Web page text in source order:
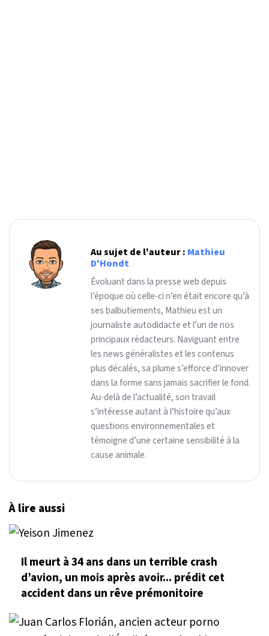
Au sujet de l'auteur : Mathieu
D'Hondt
Évoluant dans la presse web depuis
l’époque où celle-ci n’en était encore qu’à
ses balbutiements, Mathieu est un
journaliste autodidacte et l’un de nos
principaux rédacteurs. Naviguant entre
les news généralistes et les contenus
plus décalés, sa plume s’efforce d’innover
dans la forme sans jamais sacrifier le fond.
Au-delà de l’actualité, son travail
s’intéresse autant à l’histoire qu’aux
questions environnementales et
témoigne d’une certaine sensibilité à la
cause animale.
À lire aussi
Il meurt à 34 ans dans un terrible crash
d’avion, un mois après avoir... prédit cet
accident dans un rêve prémonitoire